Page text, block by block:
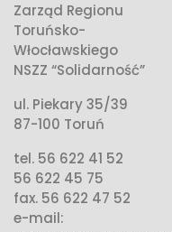
Zarząd Regionu
Toruńsko-
Włocławskiego
NSZZ “Solidarność”
ul. Piekary 35/39
87-100 Toruń
tel. 56 622 41 52
56 622 45 75
fax. 56 622 47 52
e-mail: